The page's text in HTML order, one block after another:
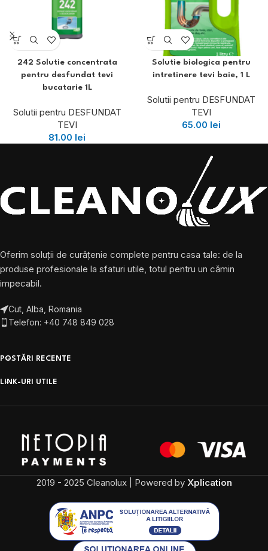
242 Solutie concentrata
pentru desfundat tevi
bucatarie 1L
Solutii pentru DESFUNDAT
TEVI
81.00 lei
Solutie biologica pentru
intretinere tevi baie, 1 L
Solutii pentru DESFUNDAT
TEVI
65.00 lei
Oferim soluții de curățenie complete pentru casa tale: de la
produse profesionale la sfaturi utile, totul pentru un cămin
impecabil.
Cut, Alba, Romania
Telefon: +40 748 849 028
POSTĂRI RECENTE
LINK-URI UTILE
2019 - 2025 Cleanolux | Powered by Xplication